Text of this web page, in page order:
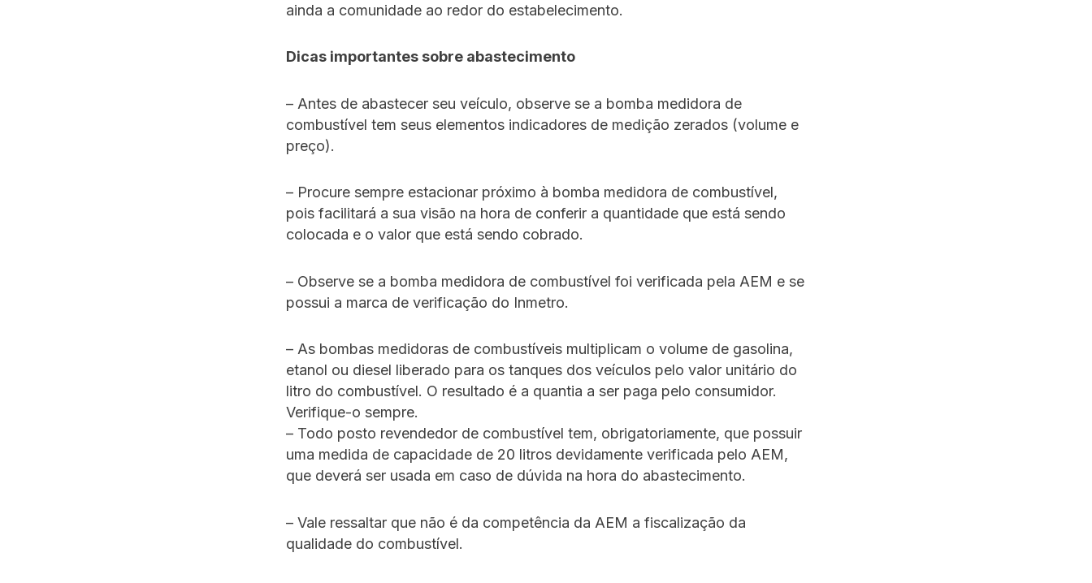
ainda a comunidade ao redor do estabelecimento.
Dicas importantes sobre abastecimento
– Antes de abastecer seu veículo, observe se a bomba medidora de
combustível tem seus elementos indicadores de medição zerados (volume e
preço).
– Procure sempre estacionar próximo à bomba medidora de combustível,
pois facilitará a sua visão na hora de conferir a quantidade que está sendo
colocada e o valor que está sendo cobrado.
– Observe se a bomba medidora de combustível foi verificada pela AEM e se
possui a marca de verificação do Inmetro.
– As bombas medidoras de combustíveis multiplicam o volume de gasolina,
etanol ou diesel liberado para os tanques dos veículos pelo valor unitário do
litro do combustível. O resultado é a quantia a ser paga pelo consumidor.
Verifique-o sempre.
– Todo posto revendedor de combustível tem, obrigatoriamente, que possuir
uma medida de capacidade de 20 litros devidamente verificada pelo AEM,
que deverá ser usada em caso de dúvida na hora do abastecimento.
– Vale ressaltar que não é da competência da AEM a fiscalização da
qualidade do combustível.